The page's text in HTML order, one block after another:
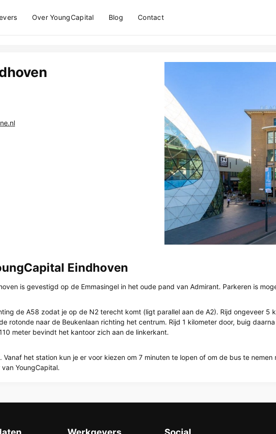
Over YoungCapital Blog
Contact
Eindhoven
is gevestigd op de Emmasingel in het oude pand van Admirant. Parkeren is
de A58 zodat je op de N2 terecht komt (ligt parallel aan de A2). Rijd ongeveer 5
rotonde naar de Beukenlaan richting het centrum. Rijd 1 kilometer door, buig
meter bevindt het kantoor zich aan de linkerkant.
Vanaf het station kun je er voor kiezen om 7 minuten te lopen of om de bus te
YoungCapital.